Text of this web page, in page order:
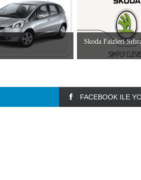
Skoda Faizleri
FACEBOOK ILE